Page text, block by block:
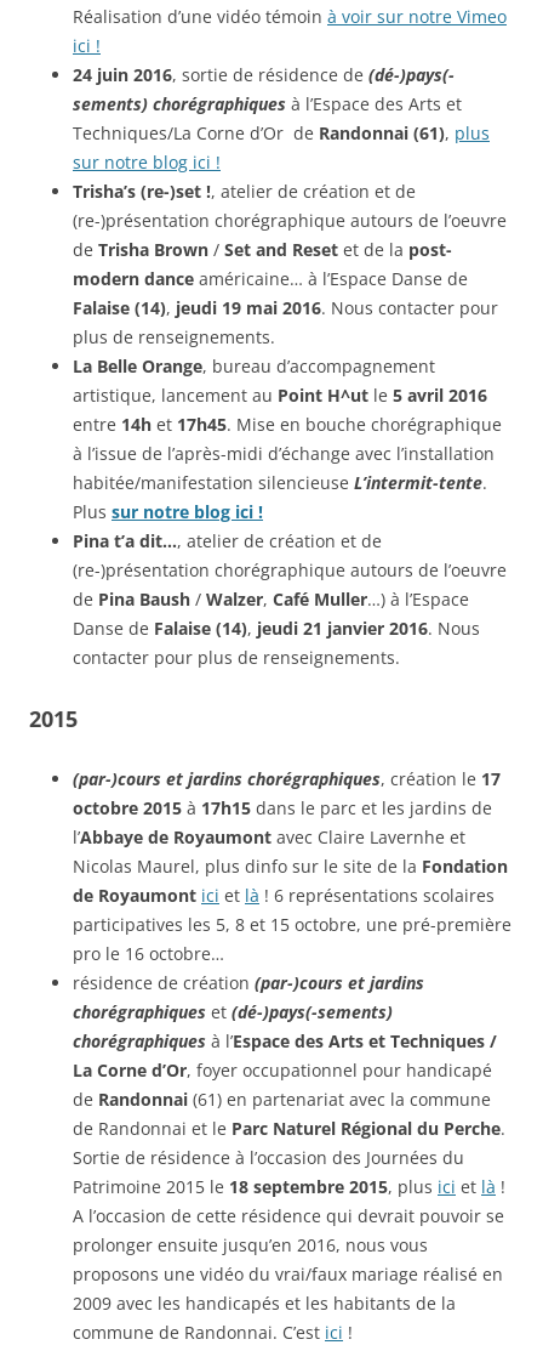
Réalisation d’une vidéo témoin à voir sur notre Vimeo
ici !
24 juin 2016, sortie de résidence de (dé-)pays(-
sements) chorégraphiques à l’Espace des Arts et
Techniques/La Corne d’Or de Randonnai (61), plus
sur notre blog ici !
Trisha’s (re-)set !, atelier de création et de
(re-)présentation chorégraphique autours de l’oeuvre
de Trisha Brown / Set and Reset et de la post-
modern dance américaine… à l’Espace Danse de
Falaise (14), jeudi 19 mai 2016. Nous contacter pour
plus de renseignements.
La Belle Orange, bureau d’accompagnement
artistique, lancement au Point H^ut le 5 avril 2016
entre 14h et 17h45. Mise en bouche chorégraphique
à l’issue de l’après-midi d’échange avec l’installation
habitée/manifestation silencieuse L’intermit-tente.
Plus sur notre blog ici !
Pina t’a dit…, atelier de création et de
(re-)présentation chorégraphique autours de l’oeuvre
de Pina Baush / Walzer, Café Muller…) à l’Espace
Danse de Falaise (14), jeudi 21 janvier 2016. Nous
contacter pour plus de renseignements.
2015
(par-)cours et jardins chorégraphiques, création le 17
octobre 2015 à 17h15 dans le parc et les jardins de
l’Abbaye de Royaumont avec Claire Lavernhe et
Nicolas Maurel, plus dinfo sur le site de la Fondation
de Royaumont ici et là ! 6 représentations scolaires
participatives les 5, 8 et 15 octobre, une pré-première
pro le 16 octobre…
résidence de création (par-)cours et jardins
chorégraphiques et (dé-)pays(-sements)
chorégraphiques à l’Espace des Arts et Techniques /
La Corne d’Or, foyer occupationnel pour handicapé
de Randonnai (61) en partenariat avec la commune
de Randonnai et le Parc Naturel Régional du Perche.
Sortie de résidence à l’occasion des Journées du
Patrimoine 2015 le 18 septembre 2015, plus ici et là !
A l’occasion de cette résidence qui devrait pouvoir se
prolonger ensuite jusqu’en 2016, nous vous
proposons une vidéo du vrai/faux mariage réalisé en
2009 avec les handicapés et les habitants de la
commune de Randonnai. C’est ici !